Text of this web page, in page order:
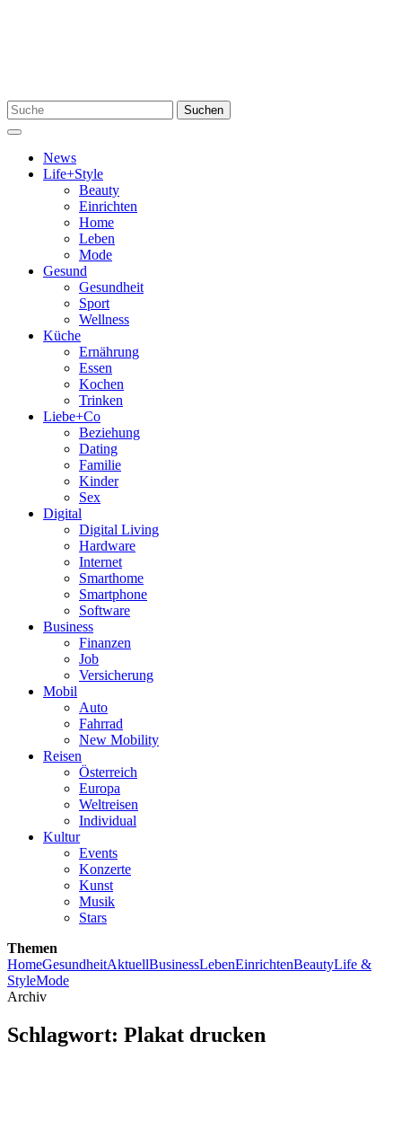
Suchen
nach:
Suchen
Menü
News
Life+Style
Beauty
Einrichten
Home
Leben
Mode
Gesund
Gesundheit
Sport
Wellness
Küche
Ernährung
Essen
Kochen
Trinken
Liebe+Co
Beziehung
Dating
Familie
Kinder
Sex
Digital
Digital Living
Hardware
Internet
Smarthome
Smartphone
Software
Business
Finanzen
Job
Versicherung
Mobil
Auto
Fahrrad
New Mobility
Reisen
Österreich
Europa
Weltreisen
Individual
Kultur
Events
Konzerte
Kunst
Musik
Stars
Themen
HomeGesundheitAktuellBusinessLebenEinrichtenBeautyLife &
StyleMode
Archiv
Schlagwort: Plakat drucken